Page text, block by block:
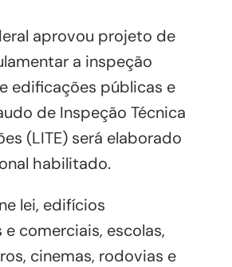
aprovou projeto de
a inspeção
edificações públicas e
de Inspeção Técnica
(LITE) será elaborado
habilitado.
lei, edifícios
comerciais, escolas,
cinemas, rodovias e